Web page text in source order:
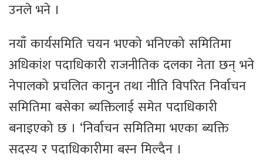
उनले भने ।
नयाँ कार्यसमिति चयन भएको भनिएको समितिमा
अधिकांश पदाधिकारी राजनीतिक दलका नेता छन् भने
नेपालको प्रचलित कानुन तथा नीति विपरित निर्वाचन
समितिमा बसेका ब्यक्तिलाई समेत पदाधिकारी
बनाइएको छ । ‘निर्वाचन समितिमा भएका ब्यक्ति
सदस्य र पदाधिकारीमा बस्न मिल्दैन ।